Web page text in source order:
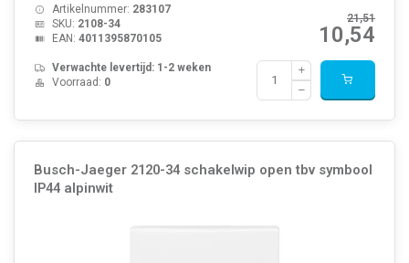
21,51
10,54
Artikelnummer: 283107
SKU: 2108-34
EAN: 4011395870105
Verwachte levertijd: 1-2 weken
Voorraad: 0
Busch-Jaeger 2120-34 schakelwip open tbv symbool
IP44 alpinwit